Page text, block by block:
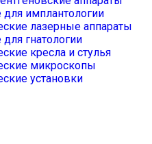
имплантологии
лазерные аппараты
гнатологии
кресла и стулья
микроскопы
установки